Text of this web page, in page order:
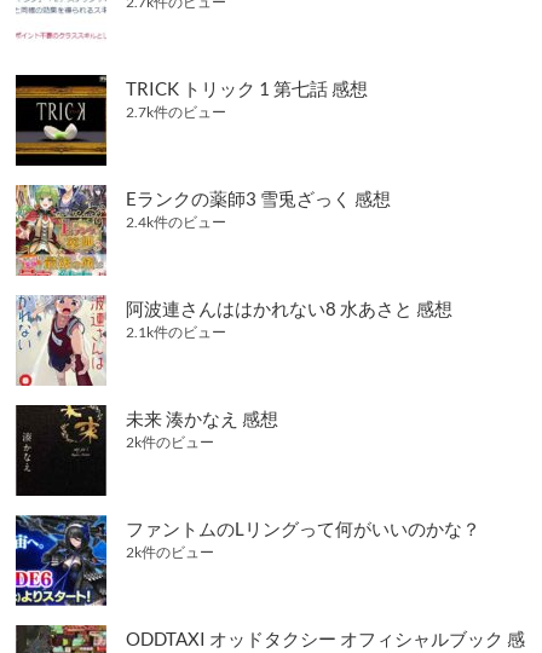
TRICK トリック 1 第七話 感想
2.7k件のビュー
Eランクの薬師3 雪兎ざっく 感想
2.4k件のビュー
阿波連さんははかれない8 水あさと 感想
2.1k件のビュー
未来 湊かなえ 感想
2k件のビュー
ファントムのLリングって何がいいのかな？
2k件のビュー
ODDTAXI オッドタクシー オフィシャルブック 感